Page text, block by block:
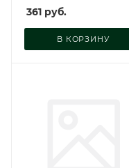
361 руб.
В КОРЗИНУ